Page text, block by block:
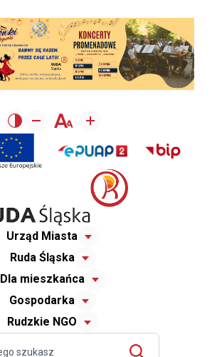
Urząd Miasta
Ruda Śląska
Dla mieszkańca
Gospodarka
Rudzkie NGO